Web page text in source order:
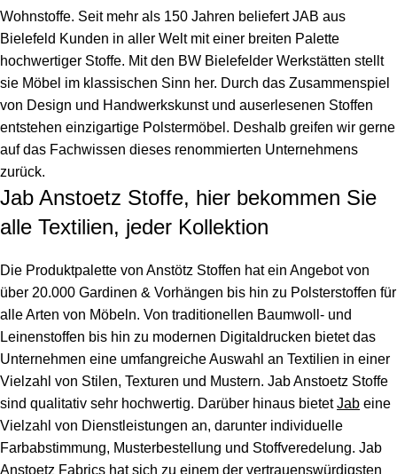
Wohnstoffe. Seit mehr als 150 Jahren beliefert JAB aus
Bielefeld Kunden in aller Welt mit einer breiten Palette
hochwertiger Stoffe. Mit den BW Bielefelder Werkstätten stellt
sie Möbel im klassischen Sinn her. Durch das Zusammenspiel
von Design und Handwerkskunst und auserlesenen Stoffen
entstehen einzigartige Polstermöbel. Deshalb greifen wir gerne
auf das Fachwissen dieses renommierten Unternehmens
zurück.
Jab Anstoetz Stoffe, hier bekommen Sie
alle Textilien, jeder Kollektion
Die Produktpalette von Anstötz Stoffen hat ein Angebot von
über 20.000 Gardinen & Vorhängen bis hin zu Polsterstoffen für
alle Arten von Möbeln. Von traditionellen Baumwoll- und
Leinenstoffen bis hin zu modernen Digitaldrucken bietet das
Unternehmen eine umfangreiche Auswahl an Textilien in einer
Vielzahl von Stilen, Texturen und Mustern. Jab Anstoetz Stoffe
sind qualitativ sehr hochwertig. Darüber hinaus bietetJab eine
Vielzahl von Dienstleistungen an, darunter individuelle
Farbabstimmung, Musterbestellung und Stoffveredelung. Jab
Anstoetz Fabrics hat sich zu einem der vertrauenswürdigsten